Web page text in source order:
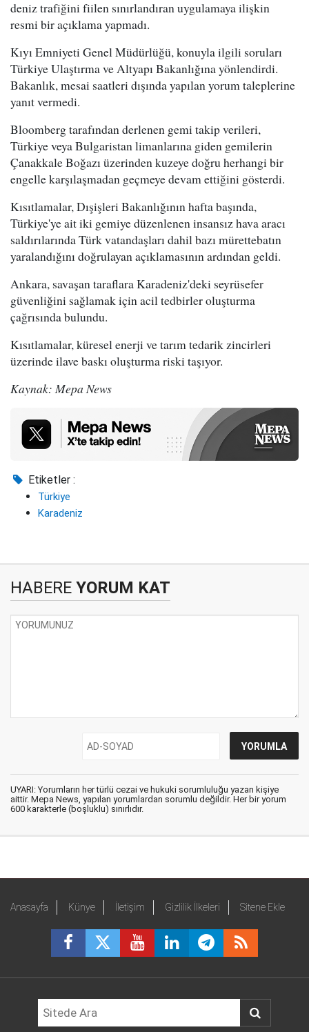
deniz trafiğini fiilen sınırlandıran uygulamaya ilişkin
resmi bir açıklama yapmadı.
Kıyı Emniyeti Genel Müdürlüğü, konuyla ilgili soruları
Türkiye Ulaştırma ve Altyapı Bakanlığına yönlendirdi.
Bakanlık, mesai saatleri dışında yapılan yorum taleplerine
yanıt vermedi.
Bloomberg tarafından derlenen gemi takip verileri,
Türkiye veya Bulgaristan limanlarına giden gemilerin
Çanakkale Boğazı üzerinden kuzeye doğru herhangi bir
engelle karşılaşmadan geçmeye devam ettiğini gösterdi.
Kısıtlamalar, Dışişleri Bakanlığının hafta başında,
Türkiye'ye ait iki gemiye düzenlenen insansız hava aracı
saldırılarında Türk vatandaşları dahil bazı mürettebatın
yaralandığını doğrulayan açıklamasının ardından geldi.
Ankara, savaşan taraflara Karadeniz'deki seyrüsefer
güvenliğini sağlamak için acil tedbirler oluşturma
çağrısında bulundu.
Kısıtlamalar, küresel enerji ve tarım tedarik zincirleri
üzerinde ilave baskı oluşturma riski taşıyor.
Kaynak: Mepa News
Etiketler :
Türkiye
Karadeniz
HABERE YORUM KAT
UYARI: Yorumların her türlü cezai ve hukuki sorumluluğu yazan kişiye
aittir. Mepa News, yapılan yorumlardan sorumlu değildir. Her bir yorum
600 karakterle (boşluklu) sınırlıdır.
Anasayfa Künye İletişim Gizlilik İlkeleri Sitene Ekle